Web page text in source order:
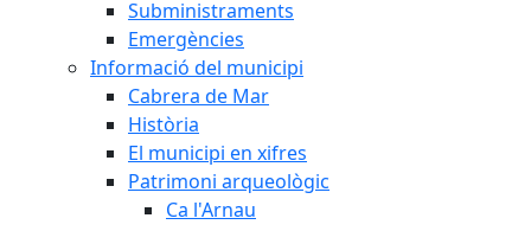
Subministraments
Emergències
Informació del municipi
Cabrera de Mar
Història
El municipi en xifres
Patrimoni arqueològic
Ca l'Arnau